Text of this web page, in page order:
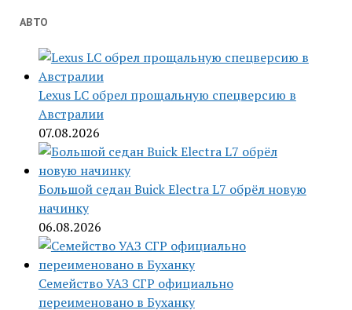
АВТО
Lexus LC обрел прощальную спецверсию в
Австралии
07.08.2026
Большой седан Buick Electra L7 обрёл новую
начинку
06.08.2026
Семейство УАЗ СГР официально
переименовано в Буханку